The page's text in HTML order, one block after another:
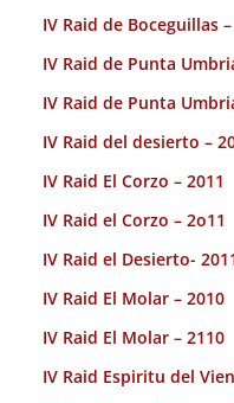
IV Raid de Boceguillas
IV Raid de Punta
IV Raid de Punta
IV Raid del desierto –
IV Raid El Corzo – 2011
IV Raid el Corzo – 2o11
IV Raid el Desierto-
IV Raid El Molar – 2010
IV Raid El Molar – 2110
IV Raid Espiritu del